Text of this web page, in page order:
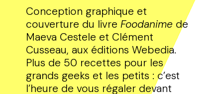
Conception graphique et
couverture du livreFoodanime de
Maeva Cestele et Clément
Cusseau, aux éditions Webedia.
Plus de 50 recettes pour les
grands geeks et les petits : c’est
l’heure de vous régaler devant